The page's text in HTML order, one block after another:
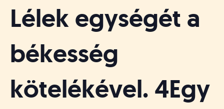
Lélek egységét a
békesség
kötelékével. 4Egy